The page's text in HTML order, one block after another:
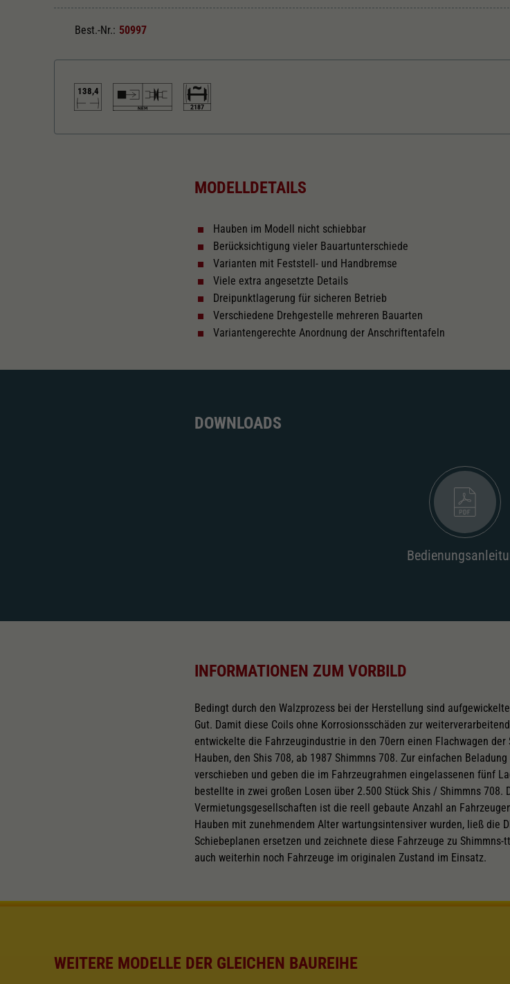
Best.-Nr.: 50997
138,4
2187
MODELLDETAILS
Hauben im Modell nicht schiebbar
Berücksichtigung vieler Bauartunterschiede
Varianten mit Feststell- und Handbremse
Viele extra angesetzte Details
Dreipunktlagerung für sicheren Betrieb
Verschiedene Drehgestelle mehreren Bauarten
Variantengerechte Anordnung der Anschriftentafeln
DOWNLOADS
INFORMATIONEN ZUM VORBILD
Bedingt durch den Walzprozess bei der Herstellung sind
Gut. Damit diese Coils ohne Korrosionsschäden zur
entwickelte die Fahrzeugindustrie in den 70ern einen Flachwagen
Hauben, den Shis 708, ab 1987 Shimmns 708. Zur einfachen
verschieben und geben die im Fahrzeugrahmen eingelassenen fünf
bestellte in zwei großen Losen über 2.500 Stück Shis / Shimmns
Vermietungsgesellschaften ist die reell gebaute Anzahl an
Hauben mit zunehmendem Alter wartungsintensiver wurden, ließ die
Schiebeplanen ersetzen und zeichnete diese Fahrzeuge zu
auch weiterhin noch Fahrzeuge im originalen Zustand im Einsatz.
WEITERE MODELLE DER GLEICHEN BAUREIHE
Einstellungen, falls der